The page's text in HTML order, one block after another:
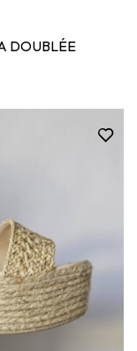
DOUBLÉE